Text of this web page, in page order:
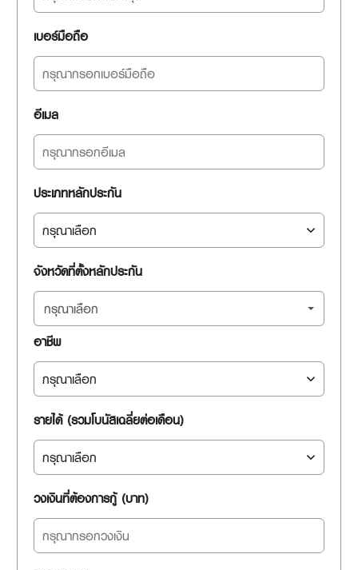
เบอร์มือถือ
อีเมล
ประเภทหลักประกัน
จังหวัดที่ตั้งหลักประกัน
กรุณาเลือก
อาชีพ
รายได้ (รวมโบนัสเฉลี่ยต่อเดือน)
วงเงินที่ต้องการกู้ (บาท)